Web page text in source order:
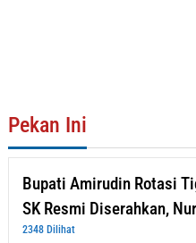
Pekan Ini
Bupati Amirudin Rotasi
SK Resmi Diserahkan,
2348 Dilihat